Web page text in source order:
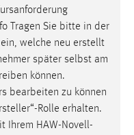
Tragen Sie bitte in der
welche neu erstellt
später selbst am
können.
bearbeiten zu können
Rolle erhalten.
Ihrem HAW-Novell-
an der Website